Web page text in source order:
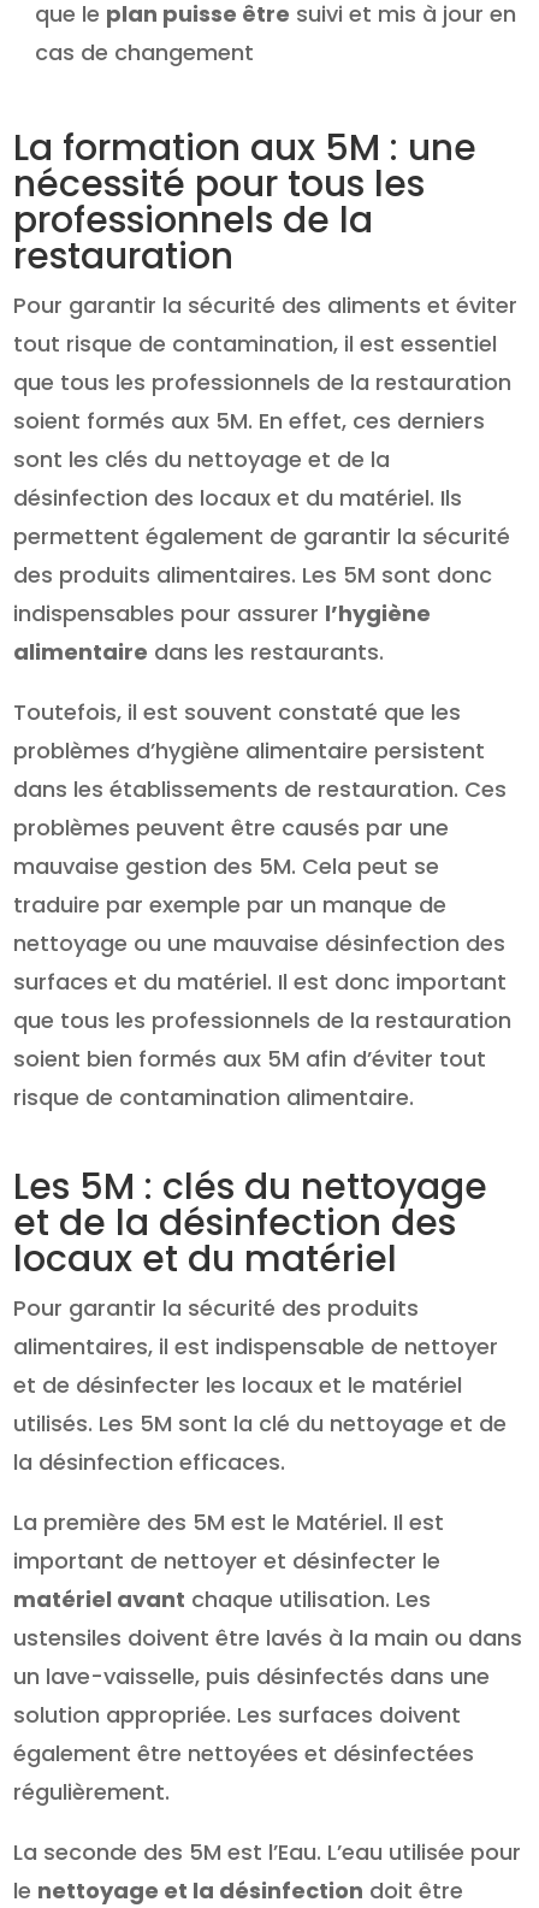
que le plan puisse être suivi et mis à jour en
cas de changement
La formation aux 5M : une
nécessité pour tous les
professionnels de la
restauration
Pour garantir la sécurité des aliments et éviter
tout risque de contamination, il est essentiel
que tous les professionnels de la restauration
soient formés aux 5M. En effet, ces derniers
sont les clés du nettoyage et de la
désinfection des locaux et du matériel. Ils
permettent également de garantir la sécurité
des produits alimentaires. Les 5M sont donc
indispensables pour assurer l’hygiène
alimentaire dans les restaurants.
Toutefois, il est souvent constaté que les
problèmes d’hygiène alimentaire persistent
dans les établissements de restauration. Ces
problèmes peuvent être causés par une
mauvaise gestion des 5M. Cela peut se
traduire par exemple par un manque de
nettoyage ou une mauvaise désinfection des
surfaces et du matériel. Il est donc important
que tous les professionnels de la restauration
soient bien formés aux 5M afin d’éviter tout
risque de contamination alimentaire.
Les 5M : clés du nettoyage
et de la désinfection des
locaux et du matériel
Pour garantir la sécurité des produits
alimentaires, il est indispensable de nettoyer
et de désinfecter les locaux et le matériel
utilisés. Les 5M sont la clé du nettoyage et de
la désinfection efficaces.
La première des 5M est le Matériel. Il est
important de nettoyer et désinfecter le
matériel avant chaque utilisation. Les
ustensiles doivent être lavés à la main ou dans
un lave-vaisselle, puis désinfectés dans une
solution appropriée. Les surfaces doivent
également être nettoyées et désinfectées
régulièrement.
La seconde des 5M est l’Eau. L’eau utilisée pour
le nettoyage et la désinfection doit être